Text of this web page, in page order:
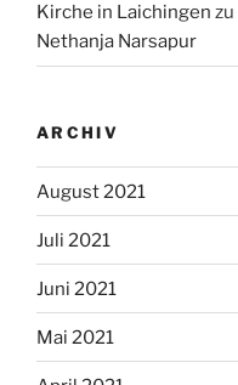
Kirche in Laichingen zu
Nethanja Narsapur
ARCHIV
August 2021
Juli 2021
Juni 2021
Mai 2021